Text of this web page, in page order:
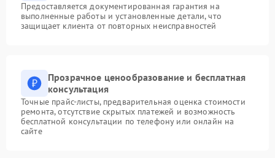
Предоставляется документированная гарантия на
выполненные работы и установленные детали, что
защищает клиента от повторных неисправностей
Прозрачное ценообразование и бесплатная
консультация
Точные прайс-листы, предварительная оценка стоимости
ремонта, отсутствие скрытых платежей и возможность
бесплатной консультации по телефону или онлайн на
сайте